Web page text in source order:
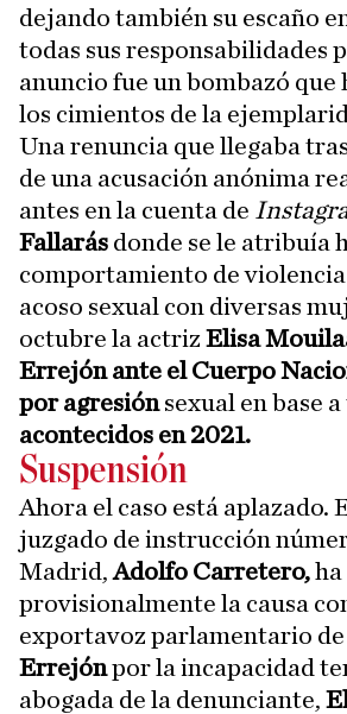
dejando también su escaño
todas sus responsabilidades
anuncio fue un bombazó
los cimientos de la
Una renuncia que llegaba
de una acusación anónima
antes en la cuenta de
Fallarás donde se le atribuía
comportamiento de
acoso sexual con diversas
octubre la actrizElisa
Errejón ante el Cuerpo
por agresiónsexual en base
acontecidos en 2021.
Suspensión
Ahora el caso está aplazado.
juzgado de instrucción
Madrid,Adolfo Carretero,
provisionalmente la causa
exportavoz parlamentario de
Errejónpor la incapacidad
abogada de la denunciante,